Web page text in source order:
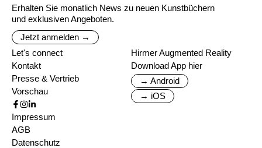
Erhalten Sie monatlich News zu neuen Kunstbüchern
und exklusiven Angeboten.
Jetzt anmelden →
Let's connect
Kontakt
Presse & Vertrieb
Vorschau
Hirmer Augmented Reality
Download App hier
→ Android
→ iOS
Impressum
AGB
Datenschutz